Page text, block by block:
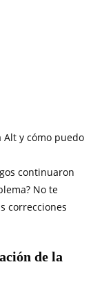
Alt y cómo puedo
continuaron
No te
correcciones
de la